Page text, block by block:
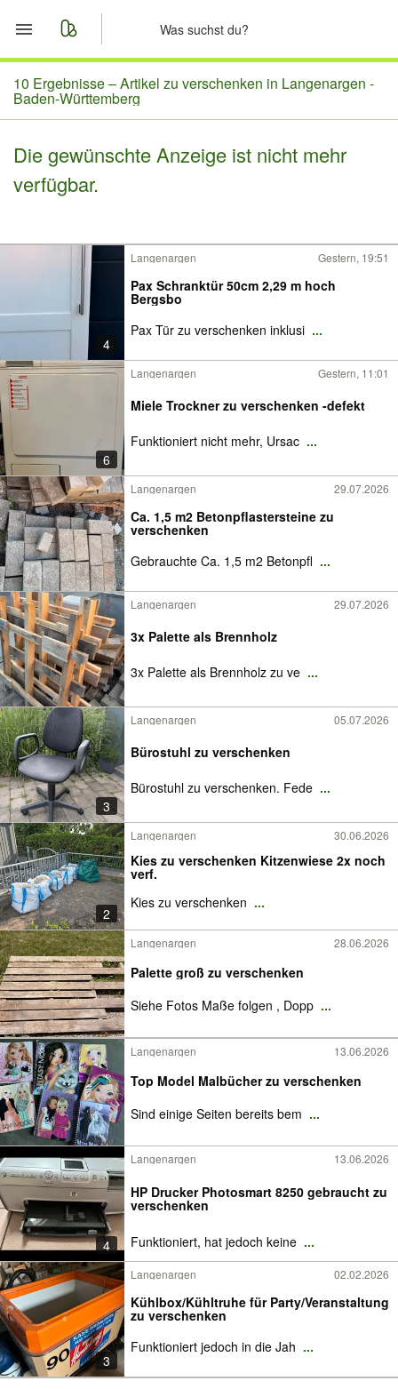
Start
Merkliste
Nachrichten
10 Ergebnisse –Artikel zu verschenken in Langenargen -
Baden-Württemberg
Die gewünschte Anzeige ist nicht mehr
verfügbar.
4
Langenargen Gestern, 19:51
Pax Schranktür 50cm 2,29 m hoch
Bergsbo
Pax Tür zu verschenken inklusi ...
6
Langenargen Gestern, 11:01
Miele Trockner zu verschenken -defekt
Funktioniert nicht mehr, Ursac ...
Langenargen 29.07.2026
Ca. 1,5 m2 Betonpflastersteine zu
verschenken
Gebrauchte Ca. 1,5 m2 Betonpfl ...
Langenargen 29.07.2026
3x Palette als Brennholz
3x Palette als Brennholz zu ve ...
3
Langenargen 05.07.2026
Bürostuhl zu verschenken
Bürostuhl zu verschenken. Fede ...
2
Langenargen 30.06.2026
Kies zu verschenken Kitzenwiese 2x noch
verf.
Kies zu verschenken ...
Langenargen 28.06.2026
Palette groß zu verschenken
Siehe Fotos Maße folgen , Dopp ...
Langenargen 13.06.2026
Top Model Malbücher zu verschenken
Sind einige Seiten bereits bem ...
4
Langenargen 13.06.2026
HP Drucker Photosmart 8250 gebraucht zu
verschenken
Funktioniert, hat jedoch keine ...
3
Langenargen 02.02.2026
Kühlbox/Kühltruhe für Party/Veranstaltung
zu verschenken
Funktioniert jedoch in die Jah ...